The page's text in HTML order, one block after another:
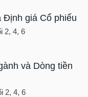
Định giá Cổ phiếu
2, 4, 6
và Dòng tiền
2, 4, 6